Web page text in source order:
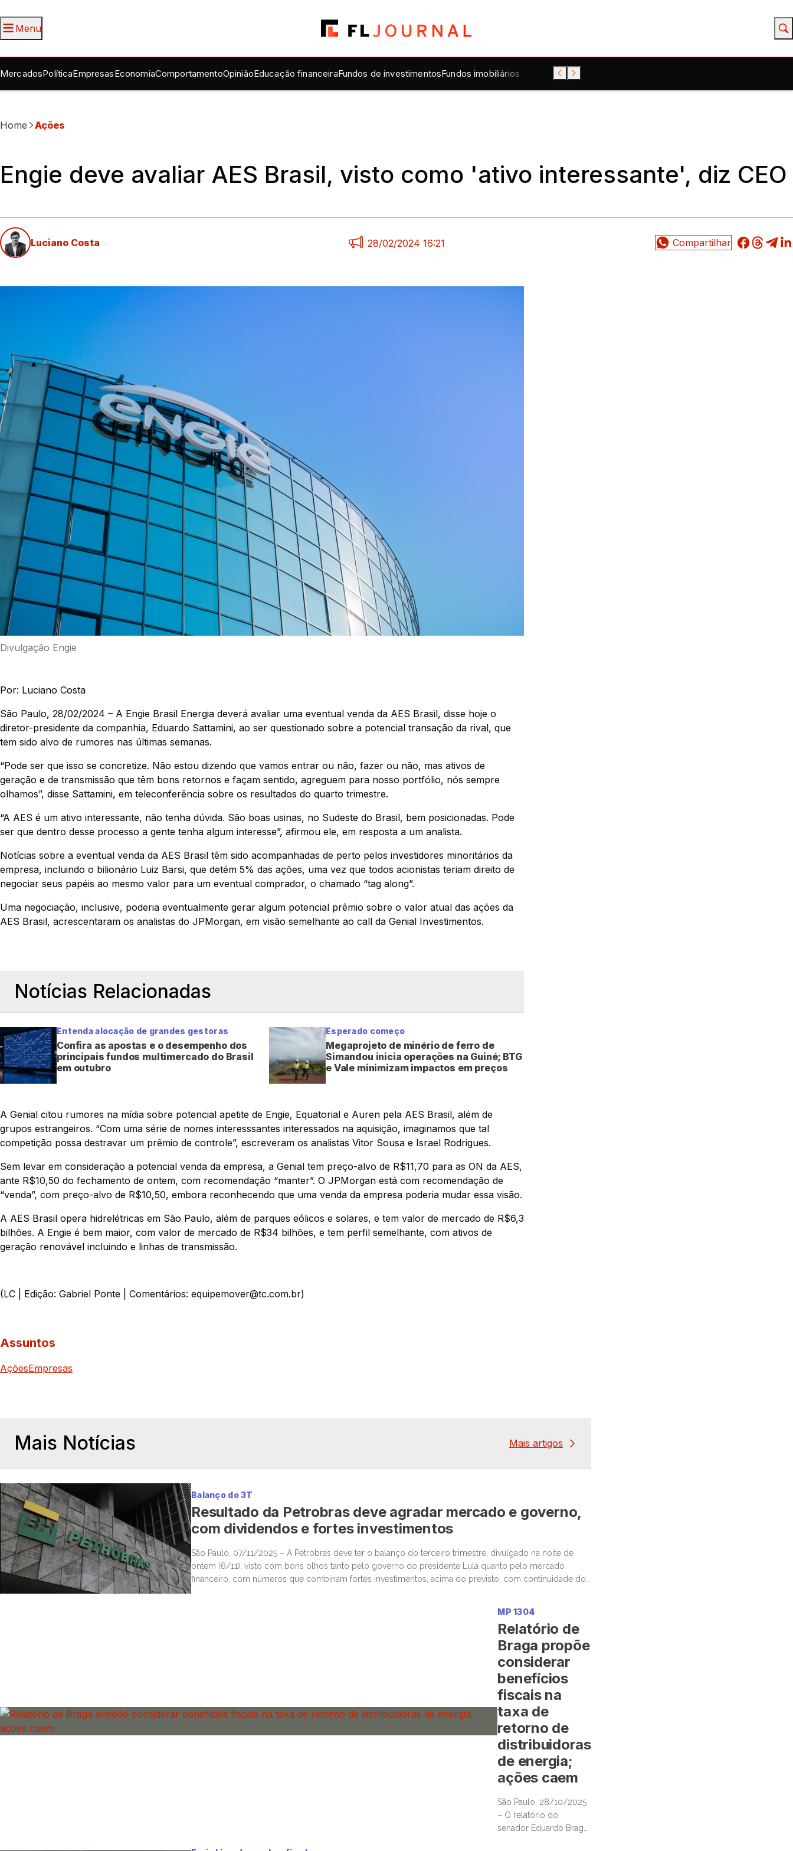
Menu
MercadosPolíticaEmpresasEconomiaComportamentoOpiniãoEducação financeiraFundos de investimentosFundos imobiliários
Home Ações
Engie deve avaliar AES Brasil, visto como 'ativo interessante', diz CEO
Luciano Costa 28/02/2024 16:21
Divulgação Engie
Por: Luciano Costa
São Paulo, 28/02/2024 – A Engie Brasil Energia deverá avaliar uma eventual venda da AES Brasil, disse hoje o
diretor-presidente da companhia, Eduardo Sattamini, ao ser questionado sobre a potencial transação da rival, que
tem sido alvo de rumores nas últimas semanas.
“Pode ser que isso se concretize. Não estou dizendo que vamos entrar ou não, fazer ou não, mas ativos de
geração e de transmissão que têm bons retornos e façam sentido, agreguem para nosso portfólio, nós sempre
olhamos”, disse Sattamini, em teleconferência sobre os resultados do quarto trimestre.
“A AES é um ativo interessante, não tenha dúvida. São boas usinas, no Sudeste do Brasil, bem posicionadas. Pode
ser que dentro desse processo a gente tenha algum interesse”, afirmou ele, em resposta a um analista.
Notícias sobre a eventual venda da AES Brasil têm sido acompanhadas de perto pelos investidores minoritários da
empresa, incluindo o bilionário Luiz Barsi, que detém 5% das ações, uma vez que todos acionistas teriam direito de
negociar seus papéis ao mesmo valor para um eventual comprador, o chamado “tag along”.
Uma negociação, inclusive, poderia eventualmente gerar algum potencial prêmio sobre o valor atual das ações da
AES Brasil, acrescentaram os analistas do JPMorgan, em visão semelhante ao call da Genial Investimentos.
Notícias Relacionadas
Entenda alocação de grandes gestoras
Confira as apostas e o desempenho dos
principais fundos multimercado do Brasil
em outubro
Esperado começo
Megaprojeto de minério de ferro de
Simandou inicia operações na Guiné; BTG
e Vale minimizam impactos em preços
A Genial citou rumores na mídia sobre potencial apetite de Engie, Equatorial e Auren pela AES Brasil, além de
grupos estrangeiros. “Com uma série de nomes interesssantes interessados na aquisição, imaginamos que tal
competição possa destravar um prêmio de controle”, escreveram os analistas Vitor Sousa e Israel Rodrigues.
Sem levar em consideração a potencial venda da empresa, a Genial tem preço-alvo de R$11,70 para as ON da AES,
ante R$10,50 do fechamento de ontem, com recomendação “manter”. O JPMorgan está com recomendação de
“venda”, com preço-alvo de R$10,50, embora reconhecendo que uma venda da empresa poderia mudar essa visão.
A AES Brasil opera hidrelétricas em São Paulo, além de parques eólicos e solares, e tem valor de mercado de R$6,3
bilhões. A Engie é bem maior, com valor de mercado de R$34 bilhões, e tem perfil semelhante, com ativos de
geração renovável incluindo e linhas de transmissão.
(LC | Edição: Gabriel Ponte | Comentários: equipemover@tc.com.br)
Assuntos
AçõesEmpresas
Mais Notícias Mais artigos
Balanço do 3T
Resultado da Petrobras deve agradar mercado e governo,
com dividendos e fortes investimentos
São Paulo, 07/11/2025 – A Petrobras deve ter o balanço do terceiro trimestre, divulgado na noite de
ontem (6/11), visto com bons olhos tanto pelo governo do presidente Lula quanto pelo mercado
financeiro, com números que combinam fortes investimentos, acima do previsto, com continuidade dos
MP 1304
Relatório de
Braga propõe
considerar
benefícios
fiscais na
taxa de
retorno de
distribuidoras
de energia;
ações caem
São Paulo, 28/10/2025
– O relatório do
senador Eduardo Braga